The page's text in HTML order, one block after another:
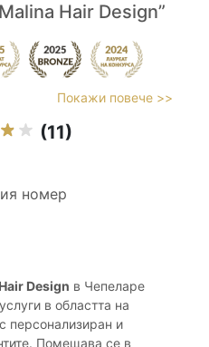
Hair Design”
Покажи повече >>
(11)
номер
Design в Чепеларе
в областта на
персонализиран и
Помещава се в